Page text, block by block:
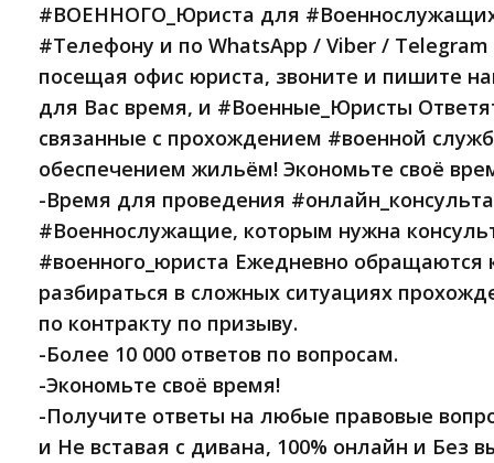
#ВОЕННОГО_Юриста для
#Телефону и по WhatsApp / Viber / Telegram
посещая офис юриста, звоните и пишите
для Вас время, и #Военные_Юристы
связанные с прохождением #военной
обеспечением жильём! Экономьте своё
-Время для проведения
#Военнослужащие, которым нужна
#военного_юриста Ежедневно
разбираться в сложных ситуациях
по контракту по призыву.
-Более 10 000 ответов по вопросам.
-Экономьте своё время!
-Получите ответы на любые правовые
и Не вставая с дивана, 100% онлайн и Без